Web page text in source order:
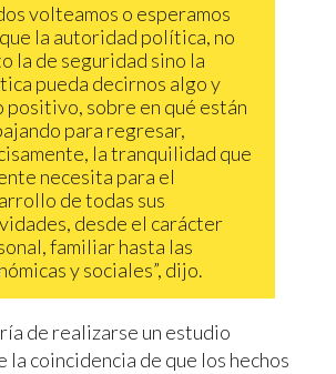
volteamos o esperamos
la autoridad política, no
la de seguridad sino la
pueda decirnos algo y
positivo, sobre en qué están
para regresar,
la tranquilidad que
necesita para el
de todas sus
desde el carácter
familiar hasta las
y sociales”, dijo.
de realizarse un estudio
coincidencia de que los hechos